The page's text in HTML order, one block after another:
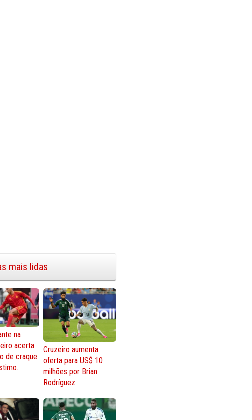
mais lidas
na
acerta
de craque
Cruzeiro aumenta
oferta para US$ 10
milhões por Brian
Rodríguez